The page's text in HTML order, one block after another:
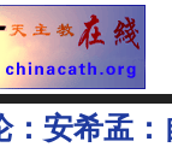
安希孟